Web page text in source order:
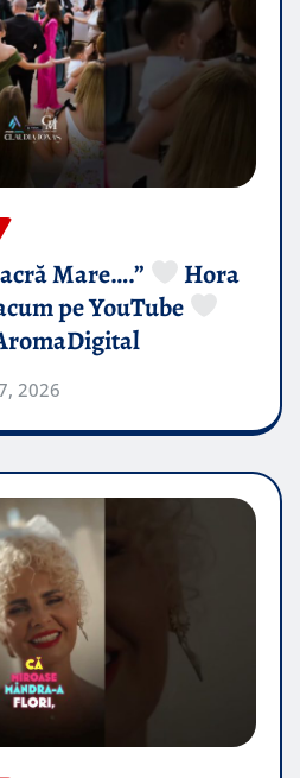
Mare….”
Hora
pe YouTube
2026